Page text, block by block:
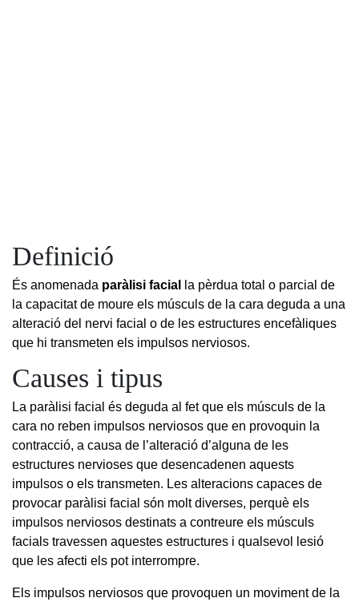
Definició
És anomenada paràlisi facial
la pèrdua total o parcial de
la capacitat de moure els músculs de la cara deguda a una
alteració del nervi facial o de les estructures encefàliques
que hi transmeten els impulsos nerviosos.
Causes i tipus
La paràlisi facial és deguda al fet que els músculs de la
cara no reben impulsos nerviosos que en provoquin la
contracció, a causa de l’alteració d’alguna de les
estructures nervioses que desencadenen aquests
impulsos o els transmeten. Les alteracions capaces de
provocar paràlisi facial són molt diverses, perquè els
impulsos nerviosos destinats a contreure els músculs
facials travessen aquestes estructures i qualsevol lesió
que les afecti els pot interrompre.
Els impulsos nerviosos que provoquen un moviment de la